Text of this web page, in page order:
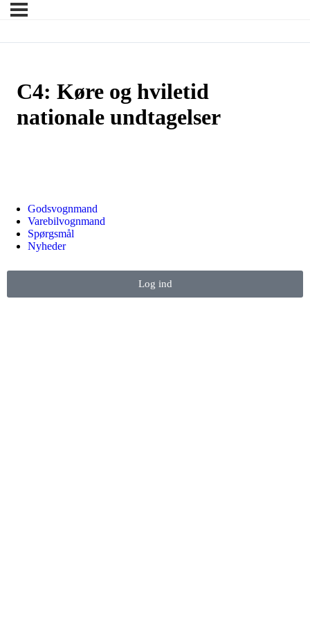
C4: Køre og hviletid
nationale undtagelser
Godsvognmand
Varebilvognmand
Spørgsmål
Nyheder
Log ind